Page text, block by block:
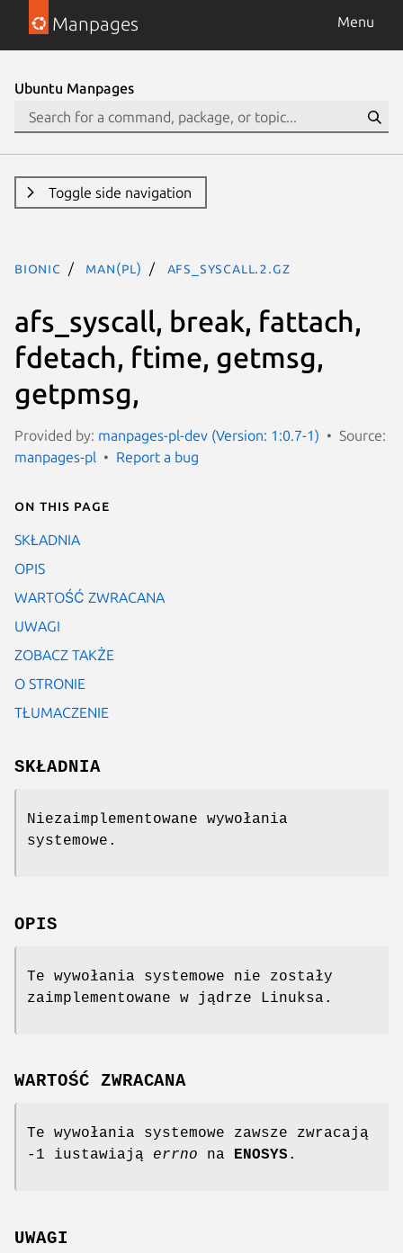
Manpages Menu
Ubuntu Manpages
Toggle side navigation
bionic man(pl) afs_syscall.2.gz
afs_syscall, break, fattach,
fdetach, ftime, getmsg,
getpmsg,
Provided by: manpages-pl-dev (Version: 1:0.7-1)
Source:
manpages-pl
Report a bug
On this page
SKŁADNIA
OPIS
WARTOŚĆ ZWRACANA
UWAGI
ZOBACZ TAKŻE
O STRONIE
TŁUMACZENIE
SKŁADNIA
Niezaimplementowane wywołania
systemowe.
OPIS
Te wywołania systemowe nie zostały
zaimplementowane w jądrze Linuksa.
WARTOŚĆ ZWRACANA
Te wywołania systemowe zawsze zwracają
-1 iustawiają errno na ENOSYS .
UWAGI